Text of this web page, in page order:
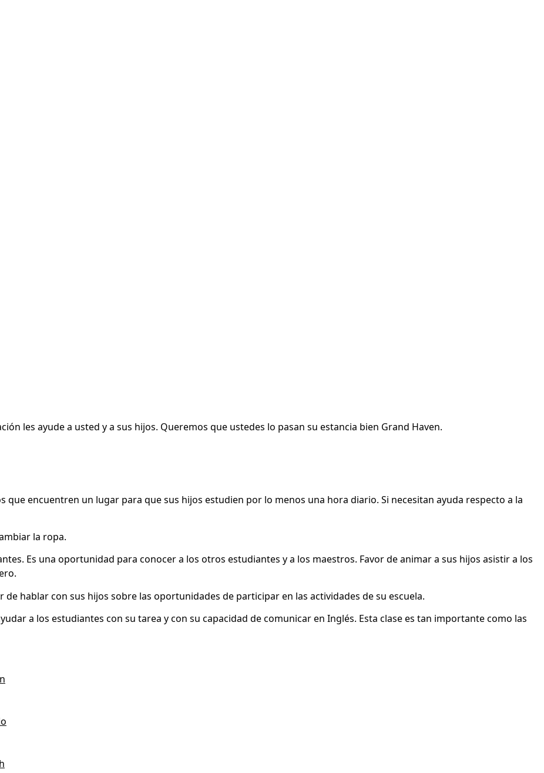
les ayude a usted y a sus hijos. Queremos que ustedes lo pasan su estancia bien Grand Haven.
que encuentren un lugar para que sus hijos estudien por lo menos una hora diario. Si necesitan ayuda respecto a la
la ropa.
Es una oportunidad para conocer a los otros estudiantes y a los maestros. Favor de animar a sus hijos asistir a los
de hablar con sus hijos sobre las oportunidades de participar en las actividades de su escuela.
a los estudiantes con su tarea y con su capacidad de comunicar en Inglés. Esta clase es tan importante como las